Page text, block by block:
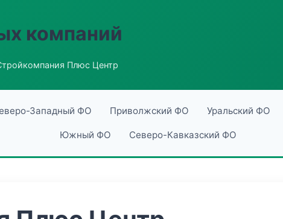
компаний
Плюс Центр
Западный ФО Приволжский ФО Уральский ФО
Южный ФО Северо-Кавказский ФО